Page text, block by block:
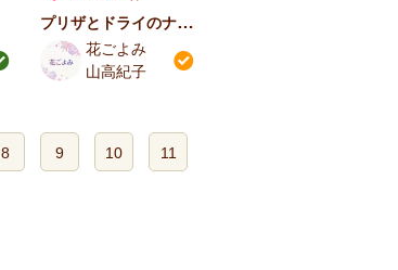
プリザとドライのナチュラルドーム
花ごよみ
山高紀子
8 9 10 11